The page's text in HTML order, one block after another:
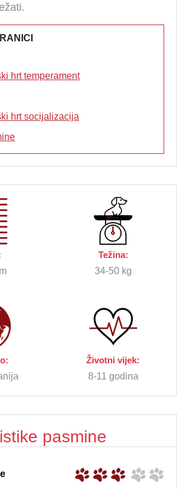
hrt temperament
hrt socijalizacija
Težina:
34-50 kg
Životni vijek:
8-11 godina
pasmine